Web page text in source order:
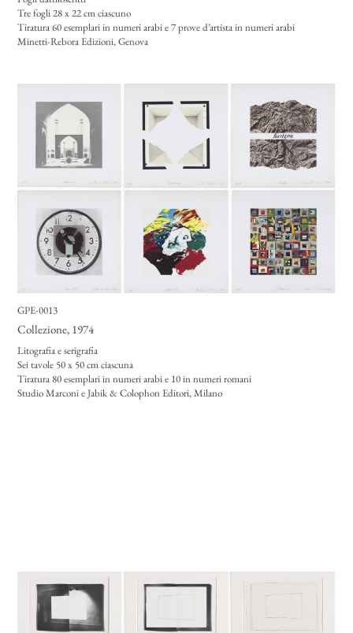
Tre fogli 28 x 22 cm ciascuno
Tiratura 60 esemplari in numeri arabi e 7 prove d’artista in numeri arabi
Minetti-Rebora Edizioni, Genova
GPE-0013
Collezione, 1974
Litografia e serigrafia
Sei tavole 50 x 50 cm ciascuna
Tiratura 80 esemplari in numeri arabi e 10 in numeri romani
Studio Marconi e Jabik & Colophon Editori, Milano